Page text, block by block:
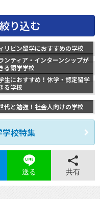
り込む
リピン留学におすすめの学校
ンティア・インターンシップが
る語学学校
生におすすめ！休学・認定留学
る学校
代と勉強！社会人向けの学校
校特集
送る 共有